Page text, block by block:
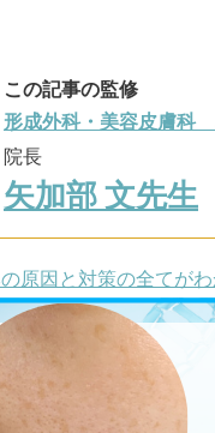
この記事の監修
形成外科・美容皮膚科
院長
矢加部 文先生
の原因と対策の全てが